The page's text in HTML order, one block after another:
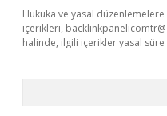
Hukuka ve yasal
içerikleri,
halinde, ilgili içerikler yasal süre